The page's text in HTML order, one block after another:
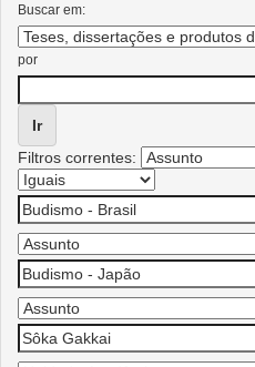
Buscar em:
por
Filtros correntes: